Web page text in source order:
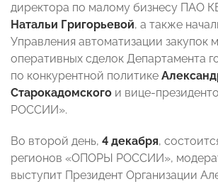
директора по малому бизнесу ПАО
Натальи Григорьевой, а также
Управления автоматизации закупок
оперативных сделок Департамента
по конкурентной политике
Старокадомского и вице-
РОССИИ».
Во второй день, 4 декабря,
регионов «ОПОРЫ РОССИИ»,
выступит Президент Организации